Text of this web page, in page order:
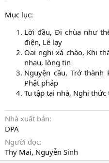
Mục lục:
Lời đầu, Đi chùa như
điện, Lễ lạy
Oai nghi xá chào, Khi
nhau, lòng tin
Nguyện cầu, Trở thành
Phật pháp
Tu tập tại nhà, Nghi
Nhà xuất bản
DPA
Người đọc
Thy Mai, Nguyễn Sinh